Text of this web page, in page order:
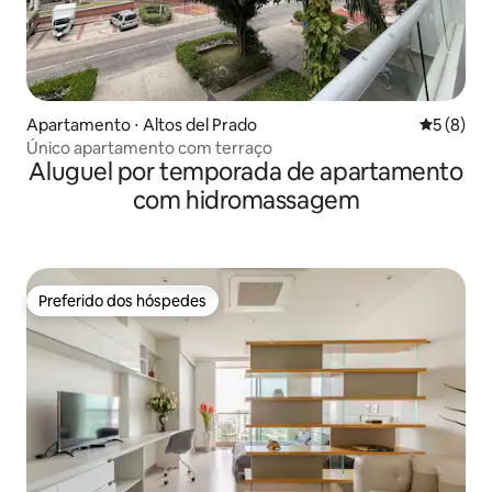
Apartamento ⋅ Altos del Prado 5 de
5 (8)
Único apartamento com terraço
Aluguel por temporada de apartamento
com hidromassagem
Preferido dos hóspedes
Preferido dos hóspedes